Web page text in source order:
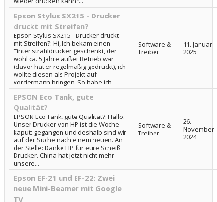
Epson Stylus SX215 - Drucker
druckt mit Streifen?
Epson Stylus SX215 - Drucker druckt
mit Streifen?: Hi, Ich bekam einen
Tintenstrahldrucker geschenkt, der
wohl ca. 5 Jahre außer Betrieb war
(davor hat er regelmäßig gedruckt), ich
wollte diesen als Projekt auf
vordermann bringen. So habe ich...
Software &
Treiber
11. Januar
2025
EPSON Eco Tank, gute
Qualität?
EPSON Eco Tank, gute Qualität?: Hallo.
Unser Drucker von HP ist die Woche
kaputt gegangen und deshalb sind wir
auf der Suche nach einem neuen. An
der Stelle: Danke HP für eure Scheiß
Drucker. China hat jetzt nicht mehr
unsere...
Software &
Treiber
26.
November
2024
Epson EF-21 und EF-22: Zwei
neue Mini-Beamer mit Google
TV